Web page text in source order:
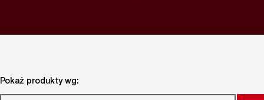
Pokaż produkty wg: